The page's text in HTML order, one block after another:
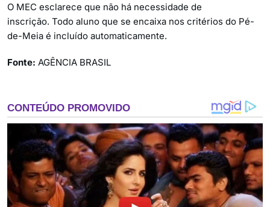
O MEC esclarece que não há necessidade de
inscrição. Todo aluno que se encaixa nos critérios do Pé-
de-Meia é incluído automaticamente.
Fonte: AGÊNCIA BRASIL